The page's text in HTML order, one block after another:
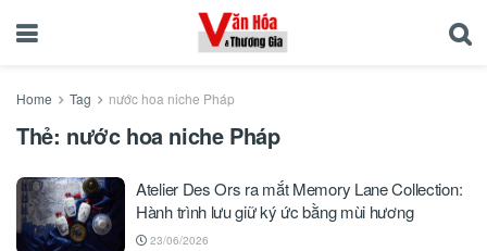
Home Tag nước hoa niche Pháp
Thẻ: nước hoa niche Pháp
Atelier Des Ors ra mắt Memory Lane Collection:
Hành trình lưu giữ ký ức bằng mùi hương
23/06/2026